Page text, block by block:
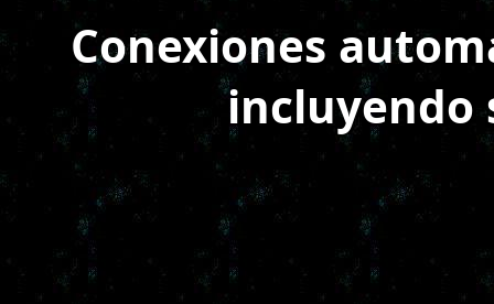
Conexiones
incluyendo